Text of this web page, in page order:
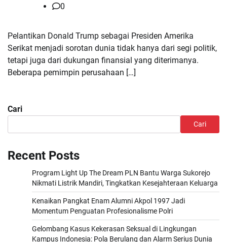
0
Pelantikan Donald Trump sebagai Presiden Amerika
Serikat menjadi sorotan dunia tidak hanya dari segi politik,
tetapi juga dari dukungan finansial yang diterimanya.
Beberapa pemimpin perusahaan […]
Cari
Cari
Recent Posts
Program Light Up The Dream PLN Bantu Warga Sukorejo
Nikmati Listrik Mandiri, Tingkatkan Kesejahteraan Keluarga
Kenaikan Pangkat Enam Alumni Akpol 1997 Jadi
Momentum Penguatan Profesionalisme Polri
Gelombang Kasus Kekerasan Seksual di Lingkungan
Kampus Indonesia: Pola Berulang dan Alarm Serius Dunia